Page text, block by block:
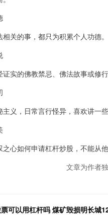
关的事，都只为积累个人功德
实的佛教禁忌、佛法故事或修
义，日常言行怪异，喜欢讲一
心如何申请杠杆炒股，不能从
文章为作者
可以用杠杆吗 煤矿毁损明长城